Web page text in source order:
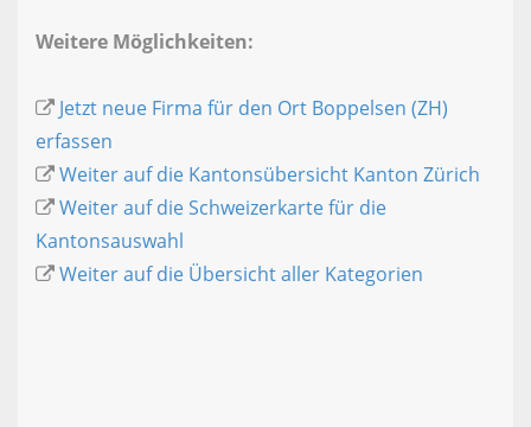
Weitere Möglichkeiten:
Jetzt neue Firma für den Ort Boppelsen (ZH)
erfassen
Weiter auf die Kantonsübersicht Kanton Zürich
Weiter auf die Schweizerkarte für die
Kantonsauswahl
Weiter auf die Übersicht aller Kategorien